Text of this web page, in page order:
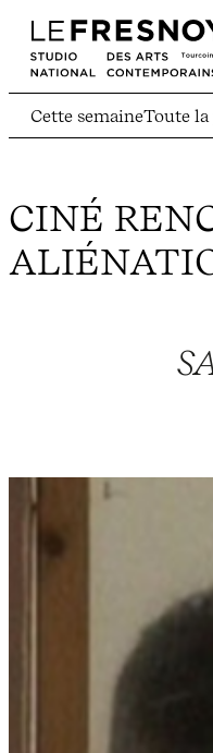
Cette semaineToute
CINÉ